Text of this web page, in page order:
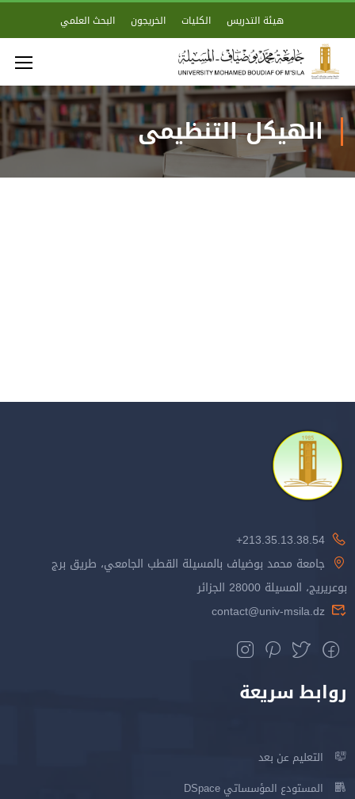
هيئة التدريس الكليات الخريجون البحث العلمي
الهيكل التنظيمي
213.35.13.38.54+
جامعة محمد بوضياف بالمسيلة القطب الجامعي، طريق برج
بوعريريج، المسيلة 28000 الجزائر
contact@univ-msila.dz
روابط سريعة
التعليم عن بعد
المستودع المؤسساتي DSpace